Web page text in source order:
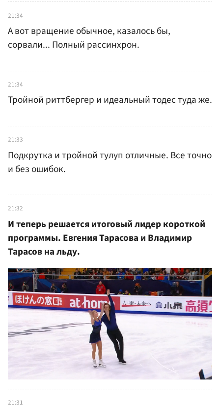
21:34
А вот вращение обычное, казалось бы,
сорвали... Полный рассинхрон.
21:34
Тройной риттбергер и идеальный тодес туда же.
21:33
Подкрутка и тройной тулуп отличные. Все точно
и без ошибок.
21:32
И теперь решается итоговый лидер короткой
программы. Евгения Тарасова и Владимир
Тарасов на льду.
21:31